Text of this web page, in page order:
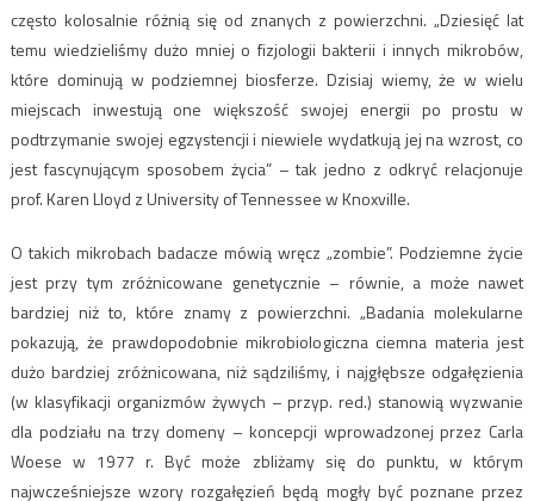
często kolosalnie różnią się od znanych z powierzchni. „Dziesięć lat
temu wiedzieliśmy dużo mniej o fizjologii bakterii i innych mikrobów,
które dominują w podziemnej biosferze. Dzisiaj wiemy, że w wielu
miejscach inwestują one większość swojej energii po prostu w
podtrzymanie swojej egzystencji i niewiele wydatkują jej na wzrost, co
jest fascynującym sposobem życia” – tak jedno z odkryć relacjonuje
prof. Karen Lloyd z University of Tennessee w Knoxville.
O takich mikrobach badacze mówią wręcz „zombie”. Podziemne życie
jest przy tym zróżnicowane genetycznie – równie, a może nawet
bardziej niż to, które znamy z powierzchni. „Badania molekularne
pokazują, że prawdopodobnie mikrobiologiczna ciemna materia jest
dużo bardziej zróżnicowana, niż sądziliśmy, i najgłębsze odgałęzienia
(w klasyfikacji organizmów żywych – przyp. red.) stanowią wyzwanie
dla podziału na trzy domeny – koncepcji wprowadzonej przez Carla
Woese w 1977 r. Być może zbliżamy się do punktu, w którym
najwcześniejsze wzory rozgałęzień będą mogły być poznane przez